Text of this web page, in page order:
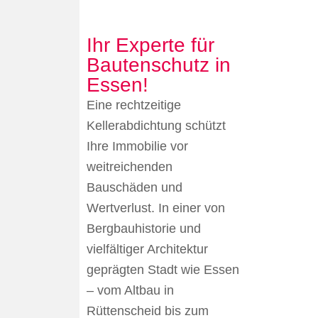
Ihr Experte für
Bautenschutz in
Essen!
Eine rechtzeitige
Kellerabdichtung schützt
Ihre Immobilie vor
weitreichenden
Bauschäden und
Wertverlust. In einer von
Bergbauhistorie und
vielfältiger Architektur
geprägten Stadt wie Essen
– vom Altbau in
Rüttenscheid bis zum